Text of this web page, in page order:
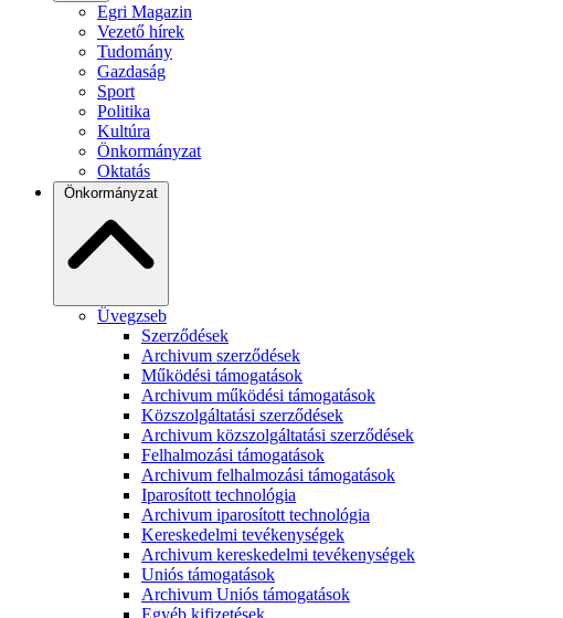
Egri Magazin
Vezető hírek
Tudomány
Gazdaság
Sport
Politika
Kultúra
Önkormányzat
Oktatás
Önkormányzat
Üvegzseb
Szerződések
Archivum szerződések
Működési támogatások
Archivum működési támogatások
Közszolgáltatási szerződések
Archivum közszolgáltatási szerződések
Felhalmozási támogatások
Archivum felhalmozási támogatások
Iparosított technológia
Archivum iparosított technológia
Kereskedelmi tevékenységek
Archivum kereskedelmi tevékenységek
Uniós támogatások
Archivum Uniós támogatások
Egyéb kifizetések